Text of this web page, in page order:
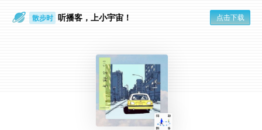
散步时 听播客，上小宇宙！ 点击下载